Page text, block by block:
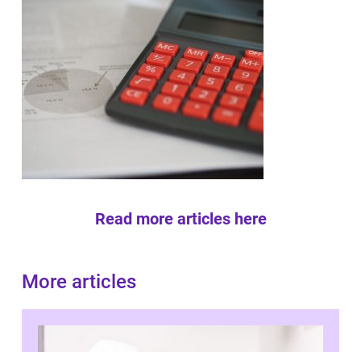
Read more articles here
More articles